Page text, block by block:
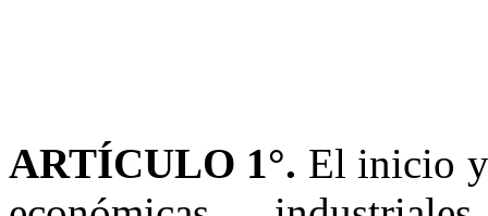
ARTÍCULO 1°. El inicio